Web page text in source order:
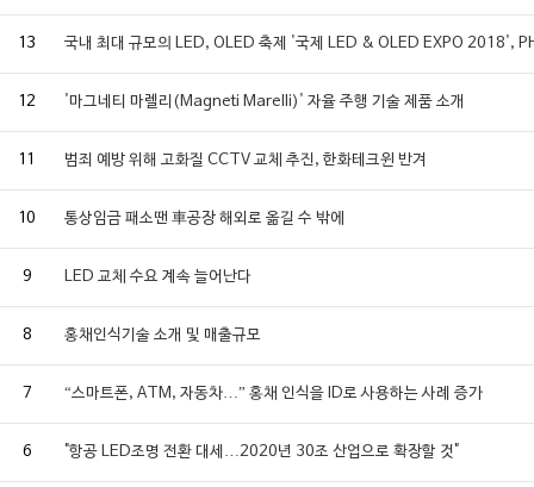
13 국내 최대 규모의 LED, OLED 축제 '국제 LED & OLED EXPO 2018',
12 '마그네티 마렐리(Magneti Marelli)' 자율 주행 기술 제품 소개
11 범죄 예방 위해 고화질 CCTV 교체 추진, 한화테크윈 반겨
10 통상임금 패소땐 車공장 해외로 옮길 수 밖에
9 LED 교체 수요 계속 늘어난다
8 홍채인식기술 소개 및 매출규모
7 “스마트폰, ATM, 자동차…” 홍채 인식을 ID로 사용하는 사례 증가
6 "항공 LED조명 전환 대세…2020년 30조 산업으로 확장할 것"